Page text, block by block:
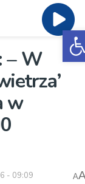
– W
w
- 09:09 A